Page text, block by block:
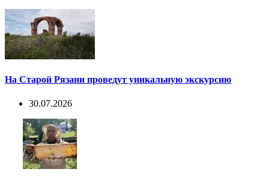
На Старой Рязани проведут уникальную экскурсию
30.07.2026